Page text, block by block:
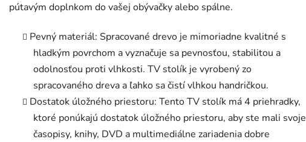
pútavým doplnkom do vašej obývačky alebo spálne.
Pevný materiál: Spracované drevo je mimoriadne kvalitné s
hladkým povrchom a vyznačuje sa pevnosťou, stabilitou a
odolnosťou proti vlhkosti. TV stolík je vyrobený zo
spracovaného dreva a ľahko sa čistí vlhkou handričkou.
Dostatok úložného priestoru: Tento TV stolík má 4 priehradky,
ktoré ponúkajú dostatok úložného priestoru, aby ste mali svoje
časopisy, knihy, DVD a multimediálne zariadenia dobre